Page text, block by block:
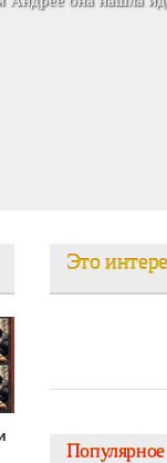
Это
Популярное